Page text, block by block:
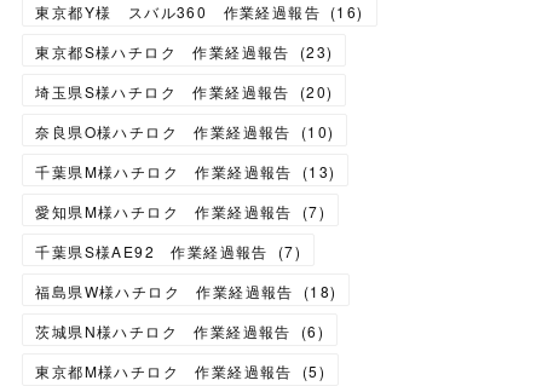
東京都Y様 スバル360 作業経過報告 (16)
東京都S様ハチロク 作業経過報告
(23)
埼玉県S様ハチロク 作業経過報告
(20)
奈良県O様ハチロク 作業経過報告
(10)
千葉県M様ハチロク 作業経過報告
(13)
愛知県M様ハチロク 作業経過報告
(7)
千葉県S様AE92 作業経過報告
(7)
福島県W様ハチロク 作業経過報告
(18)
茨城県N様ハチロク 作業経過報告
(6)
東京都M様ハチロク 作業経過報告
(5)